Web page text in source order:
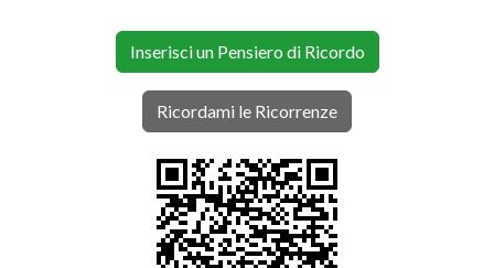
Inserisci un Pensiero di Ricordo
Ricordami le Ricorrenze